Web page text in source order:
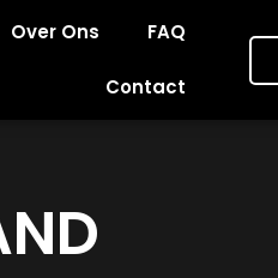
Over Ons FAQ
Contact